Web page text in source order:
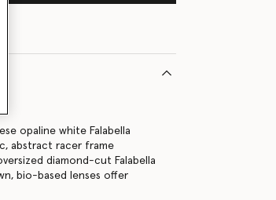
opaline white Falabella
abstract racer frame
diamond-cut Falabella
bio-based lenses offer